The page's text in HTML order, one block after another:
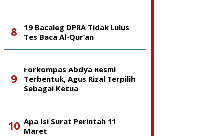
19 Bacaleg DPRA Tidak Lulus
Tes Baca Al-Qur’an
Forkompas Abdya Resmi
Terbentuk, Agus Rizal Terpilih
Sebagai Ketua
Apa Isi Surat Perintah 11
Maret